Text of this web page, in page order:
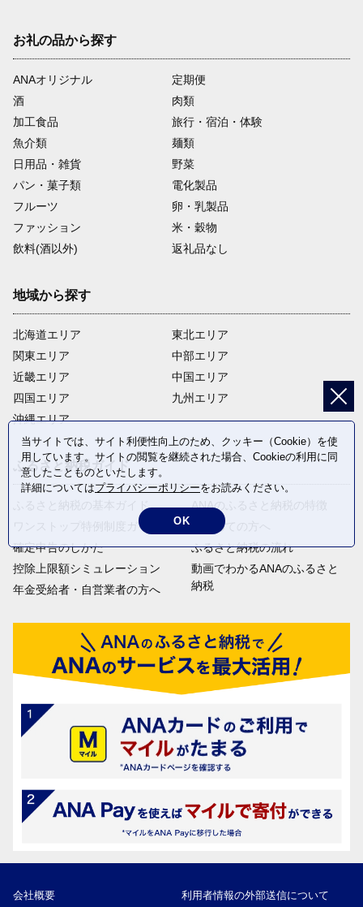
お礼の品から探す
ANAオリジナル
定期便
酒
肉類
加工食品
旅行・宿泊・体験
魚介類
麺類
日用品・雑貨
野菜
パン・菓子類
電化製品
フルーツ
卵・乳製品
ファッション
米・穀物
飲料(酒以外)
返礼品なし
地域から探す
北海道エリア
関東エリア
近畿エリア
四国エリア
沖縄エリア
東北エリア
中部エリア
中国エリア
九州エリア
ふるさと納税ガイド
ふるさと納税の基本ガイド
ワンストップ特例制度ガイド
確定申告のしかた
控除上限額シミュレーション
年金受給者・自営業者の方へ
ANAのふるさと納税の特徴
はじめての方へ
ふるさと納税の流れ
動画でわかるANAのふるさと
納税
会社概要 利用者情報の外部送信について
当サイトでは、サイト利便性向上のため、クッキー（Cookie）を使
用しています。サイトの閲覧を継続された場合、Cookieの利用に同
意したことものといたします。
詳細についてはプライバシーポリシーをお読みください。
OK